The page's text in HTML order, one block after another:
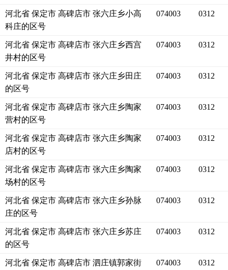
河北省 保定市 高碑店市 张六庄乡小高
科庄的区号
074003 0312
河北省 保定市 高碑店市 张六庄乡西宫
井村的区号
074003 0312
河北省 保定市 高碑店市 张六庄乡田庄
的区号
074003 0312
河北省 保定市 高碑店市 张六庄乡陶家
营村的区号
074003 0312
河北省 保定市 高碑店市 张六庄乡陶家
店村的区号
074003 0312
河北省 保定市 高碑店市 张六庄乡陶家
场村的区号
074003 0312
河北省 保定市 高碑店市 张六庄乡孙脉
庄的区号
074003 0312
河北省 保定市 高碑店市 张六庄乡苏庄
的区号
074003 0312
河北省 保定市 高碑店市 泗庄镇郭家街
074003 0312